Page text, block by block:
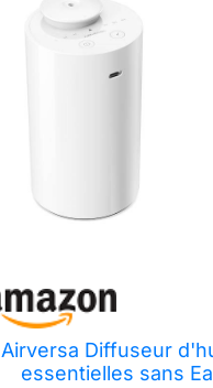
Airversa Diffuseur
essentielles sans